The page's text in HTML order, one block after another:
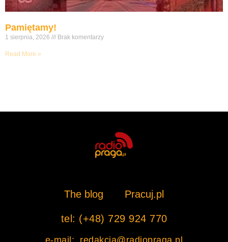
Pamiętamy!
1 sierpnia, 2026 Brak komentarzy
Read More »
The blog Pracuj.pl
tel: (+48) 729 924 770